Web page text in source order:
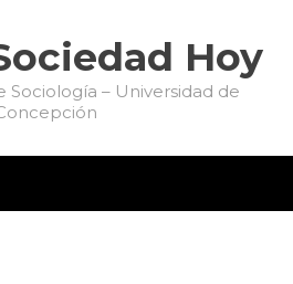
Hoy
– Universidad de